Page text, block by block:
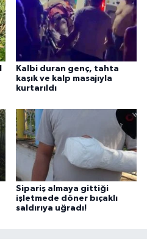
Kalbi duran genç, tahta
kaşık ve kalp masajıyla
kurtarıldı
Sipariş almaya gittiği
işletmede döner bıçaklı
saldırıya uğradı!